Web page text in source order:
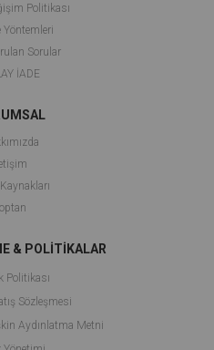
Politikası
Yöntemleri
Sorular
İADE
& POLİTİKALAR
Politikası
Sözleşmesi
Aydınlatma Metni